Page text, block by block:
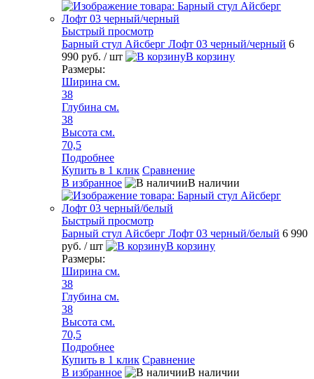
Быстрый просмотр
Барный стул Айсберг Лофт 03 черный/черный 6
990 руб. / шт
В корзину
Размеры:
Ширина см.
38
Глубина см.
38
Высота см.
70,5
Подробнее
Купить в 1 клик Сравнение
В избранное
В наличии
Быстрый просмотр
Барный стул Айсберг Лофт 03 черный/белый 6 990
руб. / шт
В корзину
Размеры:
Ширина см.
38
Глубина см.
38
Высота см.
70,5
Подробнее
Купить в 1 клик Сравнение
В избранное
В наличии